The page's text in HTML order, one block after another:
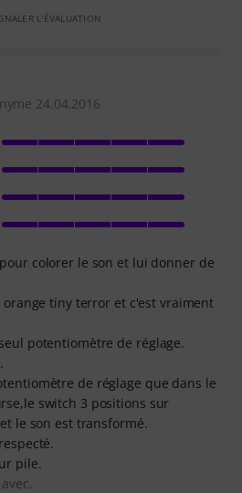
L'ÉVALUATION
24.04.2016
colorer le son et lui donner de
tiny terror et c'est vraiment
potentiomètre de réglage.
de réglage que dans le
switch 3 positions sur
le son est transformé.
pile.